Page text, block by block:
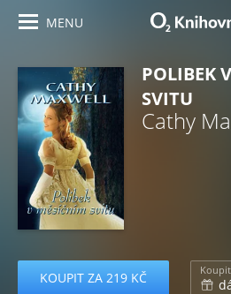
MENU
POLIBEK
SVITU
Cathy
KOUPIT ZA 219 KČ